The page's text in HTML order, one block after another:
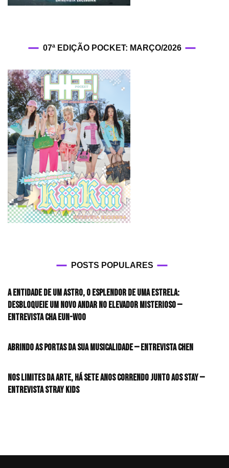
07ª EDIÇÃO POCKET: MARÇO/2026
POSTS POPULARES
A entidade de um astro, o esplendor de uma estrela:
desbloqueie um novo andar no elevador misterioso —
Entrevista CHA EUN-WOO
Abrindo as portas da sua musicalidade — Entrevista CHEN
Nos limites da arte, há sete anos correndo junto aos STAY —
Entrevista Stray Kids